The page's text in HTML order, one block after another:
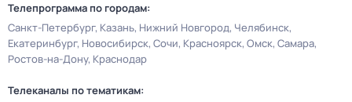
Телепрограмма по городам:
Санкт-Петербург Казань Нижний Новгород Челябинск
Екатеринбург Новосибирск Сочи Красноярск Омск Самара
Ростов-на-Дону Краснодар
Телеканалы по тематикам: